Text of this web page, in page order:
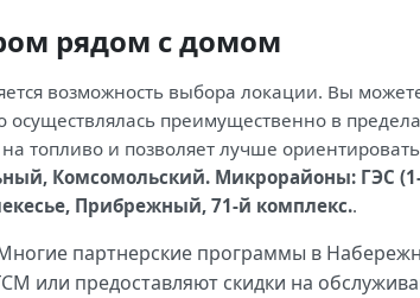
рядом с домом
возможность выбора локации. Вы
осуществлялась преимущественно в
топливо и позволяет лучше
Комсомольский. Микрорайоны: ГЭС
Прибрежный, 71-й комплекс..
партнерские программы в
или предоставляют скидки на